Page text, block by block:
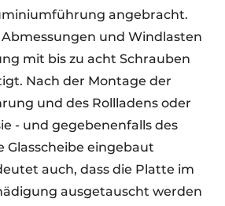
angebracht.
und Windlasten
mit bis zu acht Schrauben
Nach der Montage der
und des Rollladens oder
- und gegebenenfalls des
Glasscheibe eingebaut
auch, dass die Platte im
ausgetauscht werden